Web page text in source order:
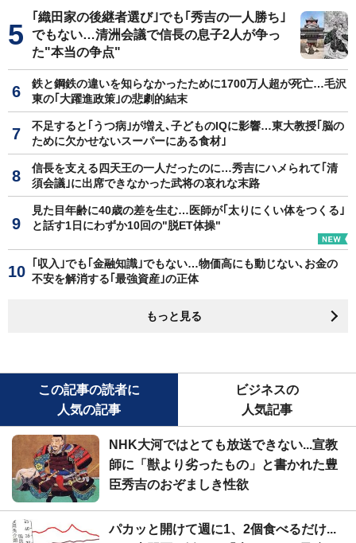
｢織田家の後継者選び｣でも｢秀吉の一人勝ち｣
でもない…清洲会議で信長の息子2人が争っ
た"本当の争点"
鉄と鋼鉄の違いを知らなかったために1700万人超が死亡…毛沢
東の｢大躍進政策｣の悲劇的結末
不足すると｢うつ病｣が増え､子どものIQに影響…東大教授｢脳の
ために欠かせないスーパーにある食材｣
信長を支える四天王の一人だったのに…秀吉にハメられて｢清
須会議｣に出席できなかった武将の哀れな末路
見た目年齢に40歳の差を生む…医師が｢太りにくい体をつくる｣
と話す1日にわずか10回の"脱ET体操"
｢収入｣でも｢金融知識｣でもない…物価高にも動じない､お金の
不安を解消する｢最強資産｣の正体
もっと見る
この記事の読者に
人気の記事
ビジネスの
人気記事
NHK大河ではとても放送できない...宣教
師に「獣より劣ったもの」と書かれた豊
臣秀吉のおぞましき性欲
パカッと開けて週に1、2個食べるだけ...